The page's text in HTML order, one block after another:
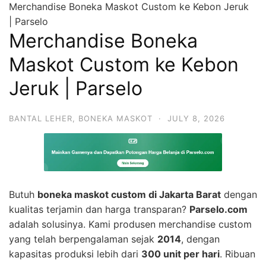
Merchandise Boneka Maskot Custom ke Kebon Jeruk
| Parselo
Merchandise Boneka
Maskot Custom ke Kebon
Jeruk | Parselo
BANTAL LEHER BONEKA MASKOT · JULY 8, 2026
Butuh boneka maskot custom di Jakarta Barat dengan
kualitas terjamin dan harga transparan? Parselo.com
adalah solusinya. Kami produsen merchandise custom
yang telah berpengalaman sejak 2014, dengan
kapasitas produksi lebih dari 300 unit per hari. Ribuan